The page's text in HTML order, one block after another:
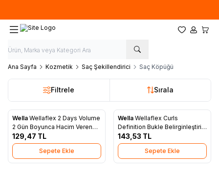
Favorilerim
Hesabım
Ana Sayfa Kozmetik Saç Şekillendirici Saç Köpüğü
Filtrele Sırala
Favorilere Ekle
Wella Wellaflex 2 Days Volume
2 Gün Boyunca Hacim Veren
Saç Köpüğü Extra Strong Hold
200 ml
129,47 TL
Sepete Ekle
Favorilere Ekle
Wella Wellaflex Curls
Definition Bukle Belirginleştirici
Saç Köpüğü Strong Hold - 200
ml
143,53 TL
Sepete Ekle